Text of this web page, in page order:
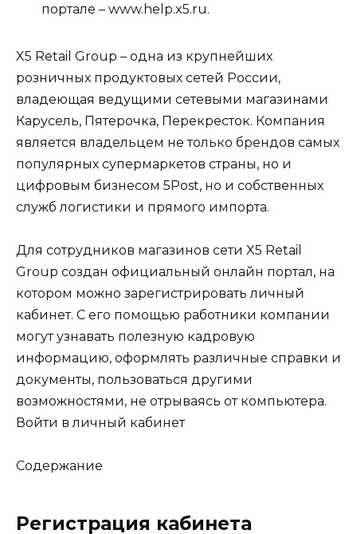
портале – www.help.x5.ru.
X5 Retail Group – одна из крупнейших
розничных продуктовых сетей России,
владеющая ведущими сетевыми магазинами
Карусель, Пятерочка, Перекресток. Компания
является владельцем не только брендов самых
популярных супермаркетов страны, но и
цифровым бизнесом 5Post, но и собственных
служб логистики и прямого импорта.
Для сотрудников магазинов сети X5 Retail
Group создан официальный онлайн портал, на
котором можно зарегистрировать личный
кабинет. С его помощью работники компании
могут узнавать полезную кадровую
информацию, оформлять различные справки и
документы, пользоваться другими
возможностями, не отрываясь от компьютера.
Войти в личный кабинет
Содержание
Регистрация кабинета